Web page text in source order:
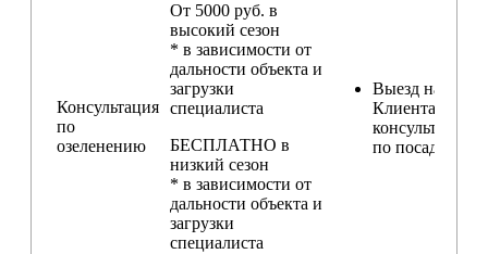
Консультация
по
озеленению
От 5000 руб. в
высокий сезон
* в зависимости от
дальности объекта и
загрузки
специалиста
БЕСПЛАТНО в
низкий сезон
* в зависимости от
дальности объекта и
загрузки
специалиста
Выезд на
Клиента для
по посадкам